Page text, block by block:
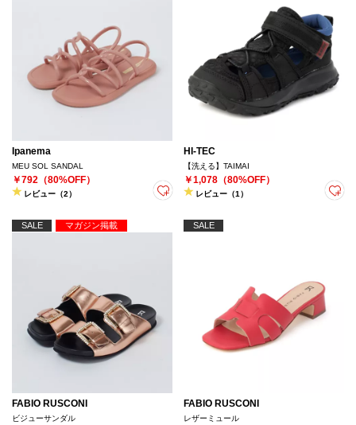
Ipanema
MEU SOL SANDAL
￥792（80%OFF）
レビュー（2）
HI-TEC
【洗える】TAIMAI
￥1,078（80%OFF）
レビュー（1）
SALE マガジン掲載
FABIO RUSCONI
ビジューサンダル
SALE
FABIO RUSCONI
レザーミュール